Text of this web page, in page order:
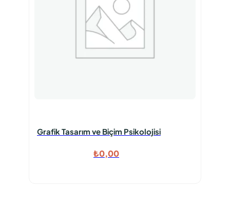
Grafik Tasarım ve Biçim Psikolojisi
₺0,00